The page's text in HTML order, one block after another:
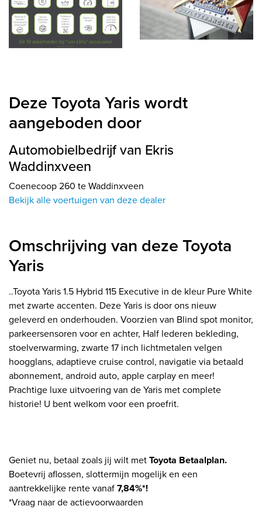
Deze Toyota Yaris wordt
aangeboden door
Automobielbedrijf van Ekris
Waddinxveen
Coenecoop 260 te Waddinxveen
Bekijk alle voertuigen van deze dealer
Omschrijving van deze Toyota
Yaris
..Toyota Yaris 1.5 Hybrid 115 Executive in de kleur Pure White
met zwarte accenten. Deze Yaris is door ons nieuw
geleverd en onderhouden. Voorzien van Blind spot monitor,
parkeersensoren voor en achter, Half lederen bekleding,
stoelverwarming, zwarte 17 inch lichtmetalen velgen
hoogglans, adaptieve cruise control, navigatie via betaald
abonnement, android auto, apple carplay en meer!
Prachtige luxe uitvoering van de Yaris met complete
historie! U bent welkom voor een proefrit.
Geniet nu, betaal zoals jij wilt metToyota Betaalplan.
Boetevrij aflossen, slottermijn mogelijk en een
aantrekkelijke rente vanaf7,84%*!
*Vraag naar de actievoorwaarden